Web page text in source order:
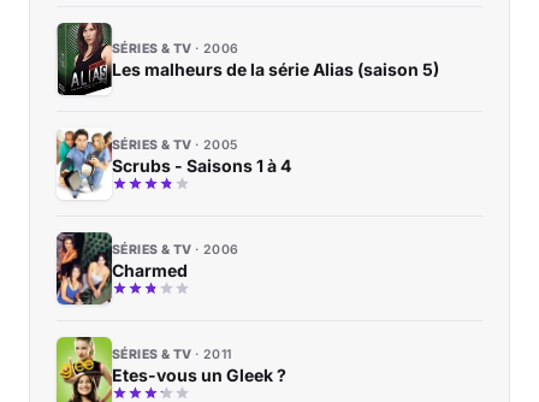
SÉRIES & TV 2006
Les malheurs de la série Alias (saison 5)
SÉRIES & TV 2005
Scrubs - Saisons 1 à 4
SÉRIES & TV 2006
Charmed
SÉRIES & TV 2011
Etes-vous un Gleek ?